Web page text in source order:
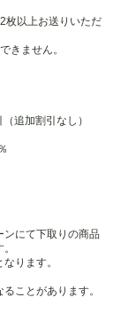
枚以上お送りいただ
きません。
追加割引なし）
にて下取りの商品
ります。
ことがあります。